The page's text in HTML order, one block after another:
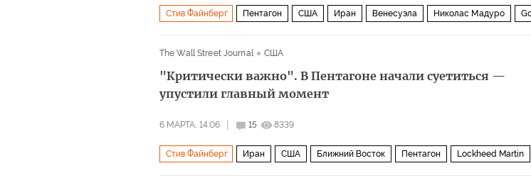
Стив Файнберг Пентагон США Иран Венесуэла Николас Мадуро
The Wall Street Journal
США
"Критически важно". В Пентагоне начали суетиться —
упустили главный момент
6 МАРТА, 14:06 15 8339
Стив Файнберг Иран США Ближний Восток Пентагон Lockheed Martin